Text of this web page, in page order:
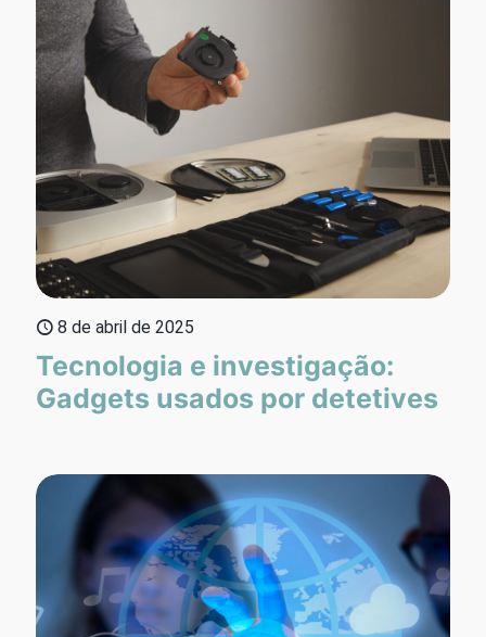
8 de abril de 2025
Tecnologia e investigação:
Gadgets usados por detetives